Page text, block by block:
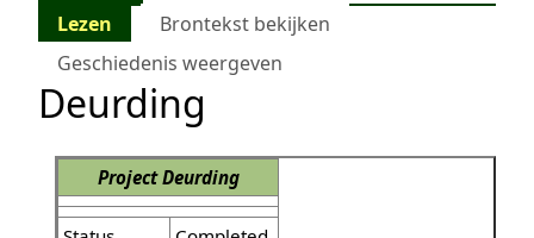
Lezen
Brontekst bekijken
Geschiedenis weergeven
Deurding
Project Deurding